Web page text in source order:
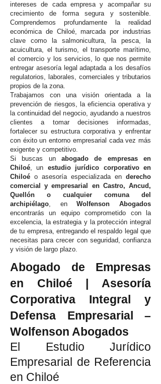
intereses de cada empresa y acompañar su
crecimiento de forma segura y sostenible.
Comprendemos profundamente la realidad
económica de Chiloé, marcada por industrias
clave como la salmonicultura, la pesca, la
acuicultura, el turismo, el transporte marítimo,
el comercio y los servicios, lo que nos permite
entregar asesoría legal adaptada a los desafíos
regulatorios, laborales, comerciales y tributarios
propios de la zona.
Trabajamos con una visión orientada a la
prevención de riesgos, la eficiencia operativa y
la continuidad del negocio, ayudando a nuestros
clientes a tomar decisiones informadas,
fortalecer su estructura corporativa y enfrentar
con éxito un entorno empresarial cada vez más
exigente y competitivo.
Si buscas un abogado de empresas en
Chiloé, un estudio jurídico corporativo en
Chiloé o asesoría especializada en derecho
comercial y empresarial en Castro, Ancud,
Quellón o cualquier comuna del
archipiélago, enWolfenson Abogados
encontrarás un equipo comprometido con la
excelencia, la estrategia y la protección integral
de tu empresa, entregando el respaldo legal que
necesitas para crecer con seguridad, confianza
y visión de largo plazo.
Abogado de Empresas
en Chiloé | Asesoría
Corporativa Integral y
Defensa Empresarial –
Wolfenson Abogados
El Estudio Jurídico
Empresarial de Referencia
en Chiloé